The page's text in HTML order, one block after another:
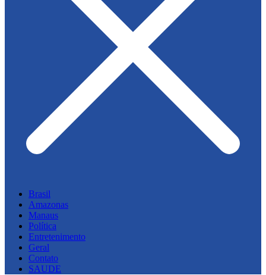
Brasil
Amazonas
Manaus
Política
Entretenimento
Geral
Contato
SAUDE